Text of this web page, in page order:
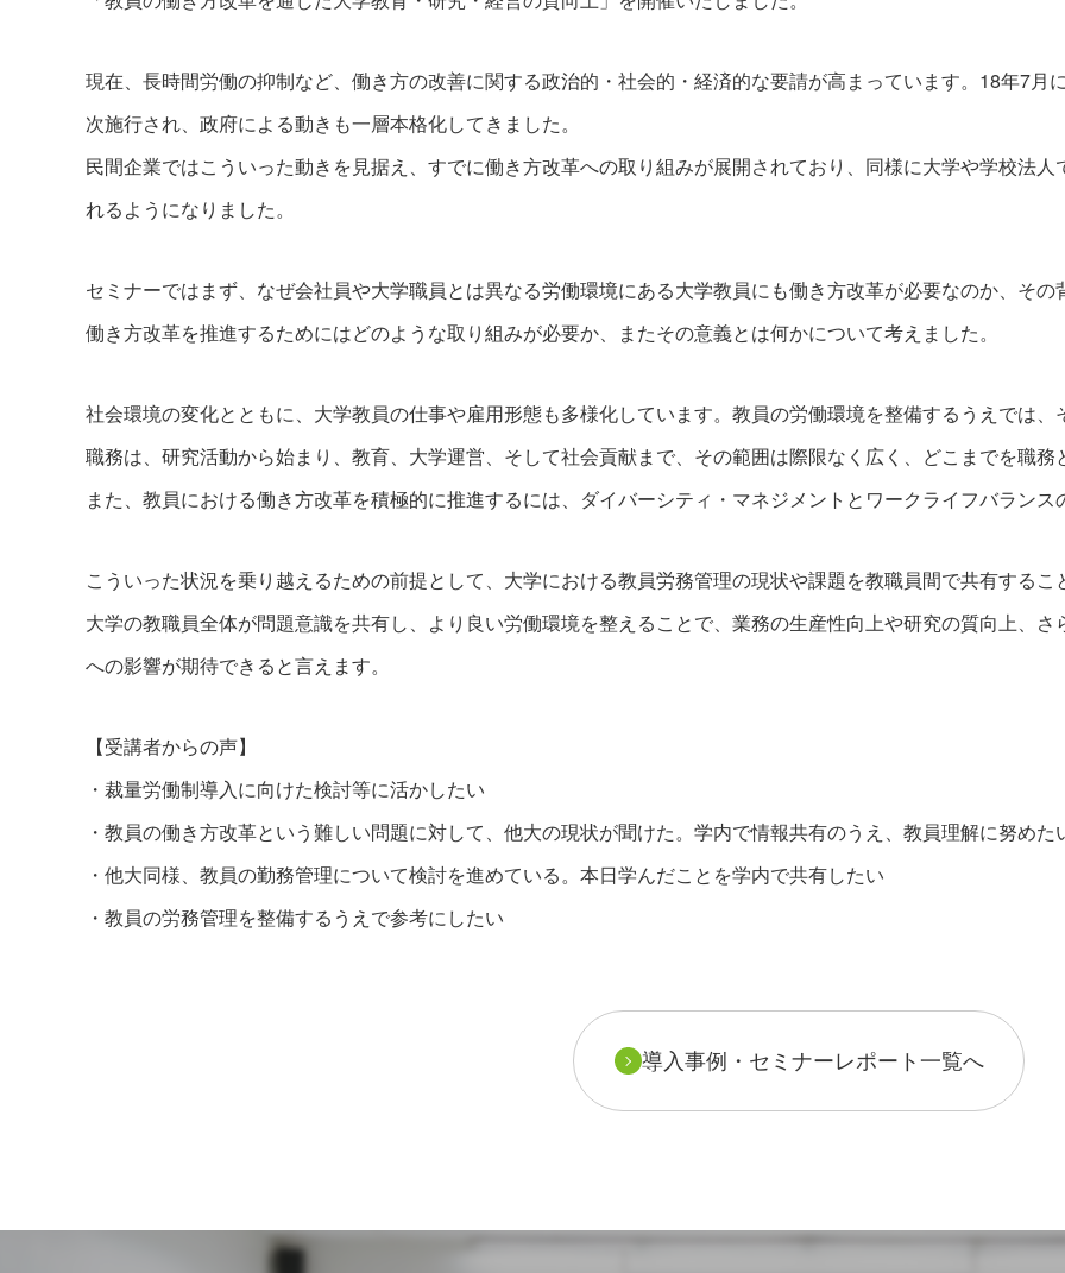
現在、長時間労働の抑制など、働き方の改善に関する政治的・社会的・経済的な要請が高まっています。18年7
次施行され、政府による動きも一層本格化してきました。
民間企業ではこういった動きを見据え、すでに働き方改革への取り組みが展開されており、同様に大学や学校法
れるようになりました。
セミナーではまず、なぜ会社員や大学職員とは異なる労働環境にある大学教員にも働き方改革が必要なのか、そ
働き方改革を推進するためにはどのような取り組みが必要か、またその意義とは何かについて考えました。
社会環境の変化とともに、大学教員の仕事や雇用形態も多様化しています。教員の労働環境を整備するうえでは
職務は、研究活動から始まり、教育、大学運営、そして社会貢献まで、その範囲は際限なく広く、どこまでを職
また、教員における働き方改革を積極的に推進するには、ダイバーシティ・マネジメントとワークライフバラン
こういった状況を乗り越えるための前提として、大学における教員労務管理の現状や課題を教職員間で共有するこ
大学の教職員全体が問題意識を共有し、より良い労働環境を整えることで、業務の生産性向上や研究の質向上、
への影響が期待できると言えます。
【受講者からの声】
・裁量労働制導入に向けた検討等に活かしたい
・教員の働き方改革という難しい問題に対して、他大の現状が聞けた。学内で情報共有のうえ、教員理解に努めた
・他大同様、教員の勤務管理について検討を進めている。本日学んだことを学内で共有したい
・教員の労務管理を整備するうえで参考にしたい
導入事例・セミナーレポート一覧へ